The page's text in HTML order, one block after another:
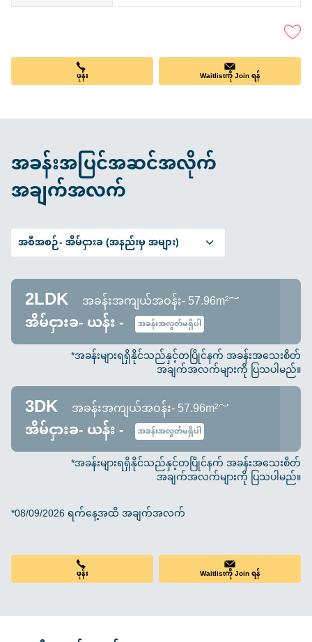
ဖုန်း Waitlistကို Join ရန်
အခန်းအပြင်အဆင်အလိုက်
အချက်အလက်
အစီအစဉ်-အိမ်ငှားခ (အနည်းမှ အများ)
2LDK အခန်းအကျယ်အဝန်း- 57.96m²～
အိမ်ငှားခ- ယန်း - အခန်းအလွတ်မရှိပါ
*အခန်းများရရှိနိုင်သည်နှင့်တပြိုင်နက် အခန်းအသေးစိတ်
အချက်အလက်များကို ပြသပါမည်။
3DK အခန်းအကျယ်အဝန်း- 57.96m²～
အိမ်ငှားခ- ယန်း - အခန်းအလွတ်မရှိပါ
*အခန်းများရရှိနိုင်သည်နှင့်တပြိုင်နက် အခန်းအသေးစိတ်
အချက်အလက်များကို ပြသပါမည်။
*08/09/2026 ရက်နေ့အထိ အချက်အလက်
ဖုန်း Waitlistကို Join ရန်